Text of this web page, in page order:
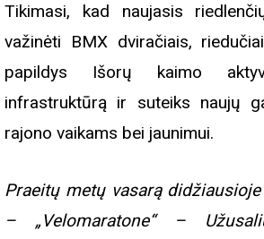
Tikimasi, kad naujasis
važinėti BMX dviračiais,
papildys Išorų kaimo
infrastruktūrą ir suteiks naujų
rajono vaikams bei jaunimui.
Praeitų metų vasarą
– „Velomaratone“ –